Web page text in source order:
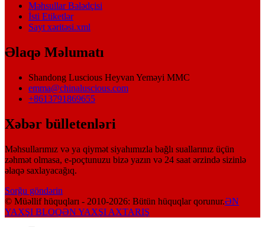
Məhsullar Bələdçisi
İsti Etiketlər
Sayt xəritəsi.xml
Əlaqə Məlumatı
Shandong Luscious Heyvan Yeməyi MMC
emma@chinaluscious.com
+8613791869655
Xəbər bülletenləri
Məhsullarımız və ya qiymət siyahımızla bağlı suallarınız üçün
zəhmət olmasa, e-poçtunuzu bizə yazın və 24 saat ərzində sizinlə
əlaqə saxlayacağıq.
Sorğu göndərin
© Müəllif hüquqları - 2010-2026: Bütün hüquqlar qorunur.ƏN
YAXŞI BLOQƏN YAXŞI AXTARIŞ